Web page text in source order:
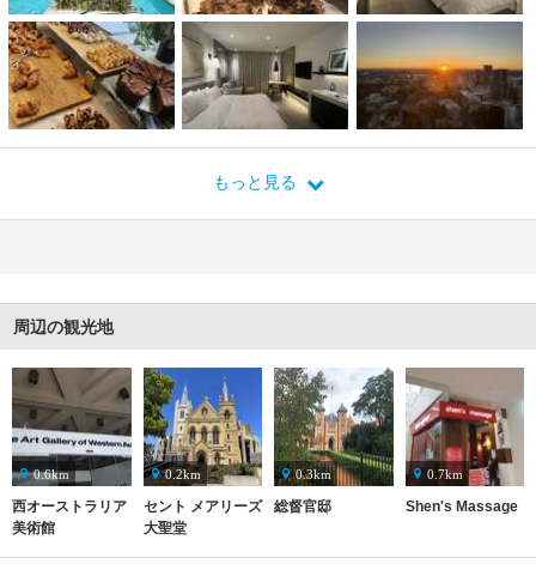
もっと見る
周辺の観光地
0.6km
西オーストラリア
美術館
0.2km
セント メアリーズ
大聖堂
0.3km
総督官邸
0.7km
Shen's Massage